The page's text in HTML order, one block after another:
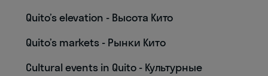
Quito’s elevation - Высота Кито
Quito’s markets - Рынки Кито
Cultural events in Quito - Культурные